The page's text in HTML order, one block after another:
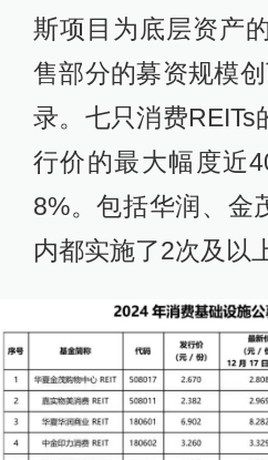
斯项目为底层资产
售部分的募资规模
录。七只消费REITs
行价的最大幅度近
8%。包括华润、金
内都实施了2次及以